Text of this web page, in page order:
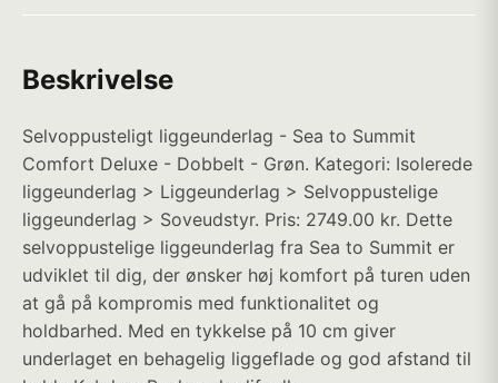
Beskrivelse
Selvoppusteligt liggeunderlag - Sea to Summit
Comfort Deluxe - Dobbelt - Grøn. Kategori: Isolerede
liggeunderlag > Liggeunderlag > Selvoppustelige
liggeunderlag > Soveudstyr. Pris: 2749.00 kr. Dette
selvoppustelige liggeunderlag fra Sea to Summit er
udviklet til dig, der ønsker høj komfort på turen uden
at gå på kompromis med funktionalitet og
holdbarhed. Med en tykkelse på 10 cm giver
underlaget en behagelig liggeflade og god afstand til